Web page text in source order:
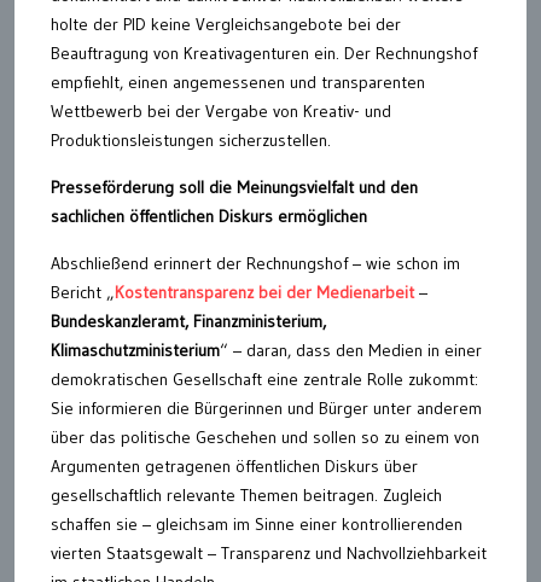
holte der PID keine Vergleichsangebote bei der
Beauftragung von Kreativagenturen ein. Der Rechnungshof
empfiehlt, einen angemessenen und transparenten
Wettbewerb bei der Vergabe von Kreativ- und
Produktionsleistungen sicherzustellen.
Presseförderung soll die Meinungsvielfalt und den
sachlichen öffentlichen Diskurs ermöglichen
Abschließend erinnert der Rechnungshof – wie schon im
Bericht „Kostentransparenz bei der Medienarbeit–
Bundeskanzleramt, Finanzministerium,
Klimaschutzministerium“ – daran, dass den Medien in einer
demokratischen Gesellschaft eine zentrale Rolle zukommt:
Sie informieren die Bürgerinnen und Bürger unter anderem
über das politische Geschehen und sollen so zu einem von
Argumenten getragenen öffentlichen Diskurs über
gesellschaftlich relevante Themen beitragen. Zugleich
schaffen sie – gleichsam im Sinne einer kontrollierenden
vierten Staatsgewalt – Transparenz und Nachvollziehbarkeit